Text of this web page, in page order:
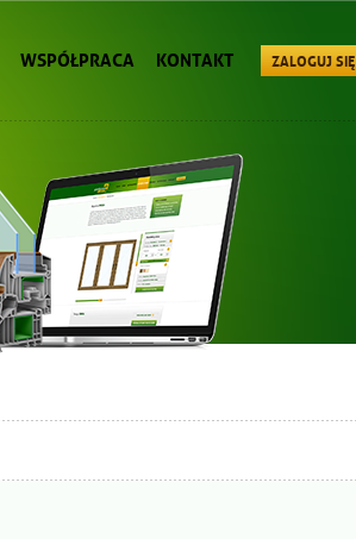
WSPÓŁPRACA KONTAKT ZALOGUJ SIĘ